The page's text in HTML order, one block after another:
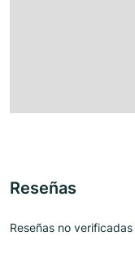
Reseñas
Reseñas no verificadas